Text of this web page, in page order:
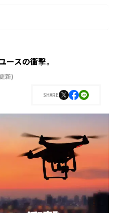
スの衝撃。
新)
SHARE